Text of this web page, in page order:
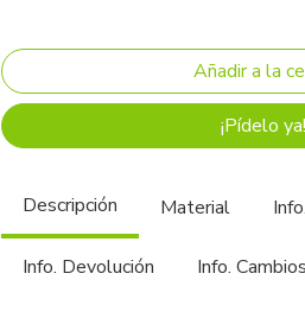
¡Pídelo ya!
Descripción Material
Info. Devolución Info. Cambios